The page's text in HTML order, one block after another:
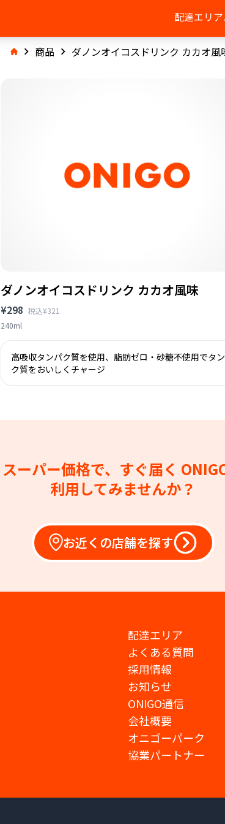
配達エリア
商品 ダノンオイコスドリンク カカオ風
ダノンオイコスドリンク カカオ風味
¥298 税込¥321
240ml
高吸収タンパク質を使用、脂肪ゼロ・砂糖不使用でタ
ク質をおいしくチャージ
スーパー価格で、すぐ届く
利用してみませんか？
お近くの店舗を探す
配達エリア
よくある質問
採用情報
お知らせ
ONIGO通信
会社概要
オニゴーパーク
協業パートナー